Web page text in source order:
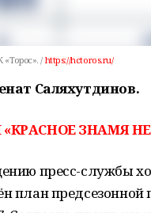
«Торос». /https://hctoros.ru/
Саляхутдинов.
ЗНАМЯ
пресс-службы
план